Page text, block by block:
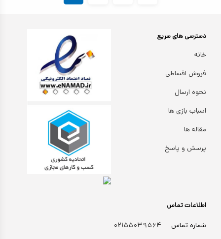
اطلاعات تماس
شماره تماس
۰۲۱۵۵۰۳۹۵۶۴
دسترسی های سریع
خانه
فروش اقساطی
نحوه ارسال
اسباب بازی ها
مقاله ها
پرسش و پاسخ